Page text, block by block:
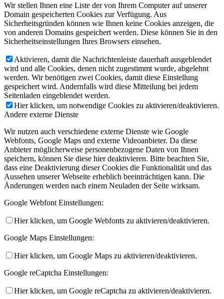
Wir stellen Ihnen eine Liste der von Ihrem Computer auf unserer
Domain gespeicherten Cookies zur Verfügung. Aus
Sicherheitsgründen können wie Ihnen keine Cookies anzeigen, die
von anderen Domains gespeichert werden. Diese können Sie in den
Sicherheitseinstellungen Ihres Browsers einsehen.
Aktivieren, damit die Nachrichtenleiste dauerhaft ausgeblendet
wird und alle Cookies, denen nicht zugestimmt wurde, abgelehnt
werden. Wir benötigen zwei Cookies, damit diese Einstellung
gespeichert wird. Andernfalls wird diese Mitteilung bei jedem
Seitenladen eingeblendet werden.
Hier klicken, um notwendige Cookies zu aktivieren/deaktivieren.
Andere externe Dienste
Wir nutzen auch verschiedene externe Dienste wie Google
Webfonts, Google Maps und externe Videoanbieter. Da diese
Anbieter möglicherweise personenbezogene Daten von Ihnen
speichern, können Sie diese hier deaktivieren. Bitte beachten Sie,
dass eine Deaktivierung dieser Cookies die Funktionalität und das
Aussehen unserer Webseite erheblich beeinträchtigen kann. Die
Änderungen werden nach einem Neuladen der Seite wirksam.
Google Webfont Einstellungen:
Hier klicken, um Google Webfonts zu aktivieren/deaktivieren.
Google Maps Einstellungen:
Hier klicken, um Google Maps zu aktivieren/deaktivieren.
Google reCaptcha Einstellungen:
Hier klicken, um Google reCaptcha zu aktivieren/deaktivieren.